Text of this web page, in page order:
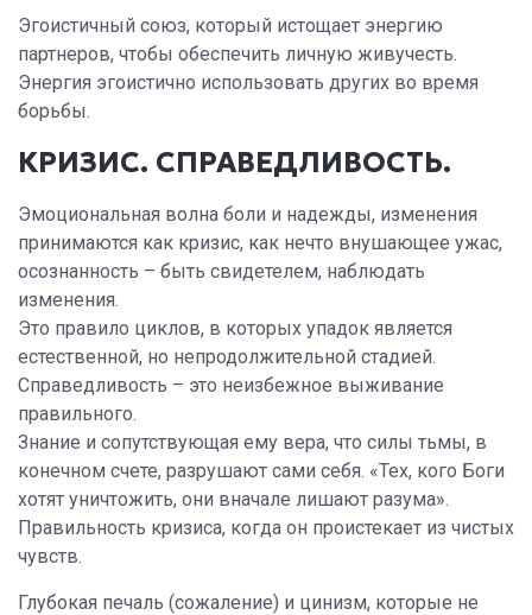
Эгоистичный союз, который истощает энергию
партнеров, чтобы обеспечить личную живучесть.
Энергия эгоистично использовать других во время
борьбы.
КРИЗИС. СПРАВЕДЛИВОСТЬ.
Эмоциональная волна боли и надежды, изменения
принимаются как кризис, как нечто внушающее ужас,
осознанность – быть свидетелем, наблюдать
изменения.
Это правило циклов, в которых упадок является
естественной, но непродолжительной стадией.
Справедливость – это неизбежное выживание
правильного.
Знание и сопутствующая ему вера, что силы тьмы, в
конечном счете, разрушают сами себя. «Тех, кого Боги
хотят уничтожить, они вначале лишают разума».
Правильность кризиса, когда он проистекает из чистых
чувств.
Глубокая печаль (сожаление) и цинизм, которые не